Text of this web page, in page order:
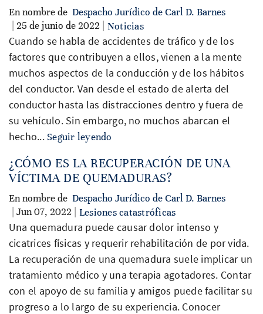
En nombre de Despacho Jurídico de Carl D. Barnes
| 25 de junio de 2022 |
Noticias
Cuando se habla de accidentes de tráfico y de los
factores que contribuyen a ellos, vienen a la mente
muchos aspectos de la conducción y de los hábitos
del conductor. Van desde el estado de alerta del
conductor hasta las distracciones dentro y fuera de
su vehículo. Sin embargo, no muchos abarcan el
hecho... Seguir leyendo
¿CÓMO ES LA RECUPERACIÓN DE UNA
VÍCTIMA DE QUEMADURAS?
En nombre de Despacho Jurídico de Carl D. Barnes
| Jun 07, 2022 |
Lesiones catastróficas
Una quemadura puede causar dolor intenso y
cicatrices físicas y requerir rehabilitación de por vida.
La recuperación de una quemadura suele implicar un
tratamiento médico y una terapia agotadores. Contar
con el apoyo de su familia y amigos puede facilitar su
progreso a lo largo de su experiencia. Conocer